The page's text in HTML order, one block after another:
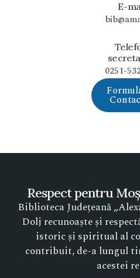
E-
0251-
Respect pentru
Biblioteca Județeană
Dolj recunoaște și
istoric și spiritual al
contribuit, de-a lungul
acestei